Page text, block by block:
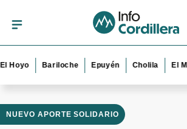
Bariloche Epuyén Cholila El Maitén
NUEVO APORTE SOLIDARIO